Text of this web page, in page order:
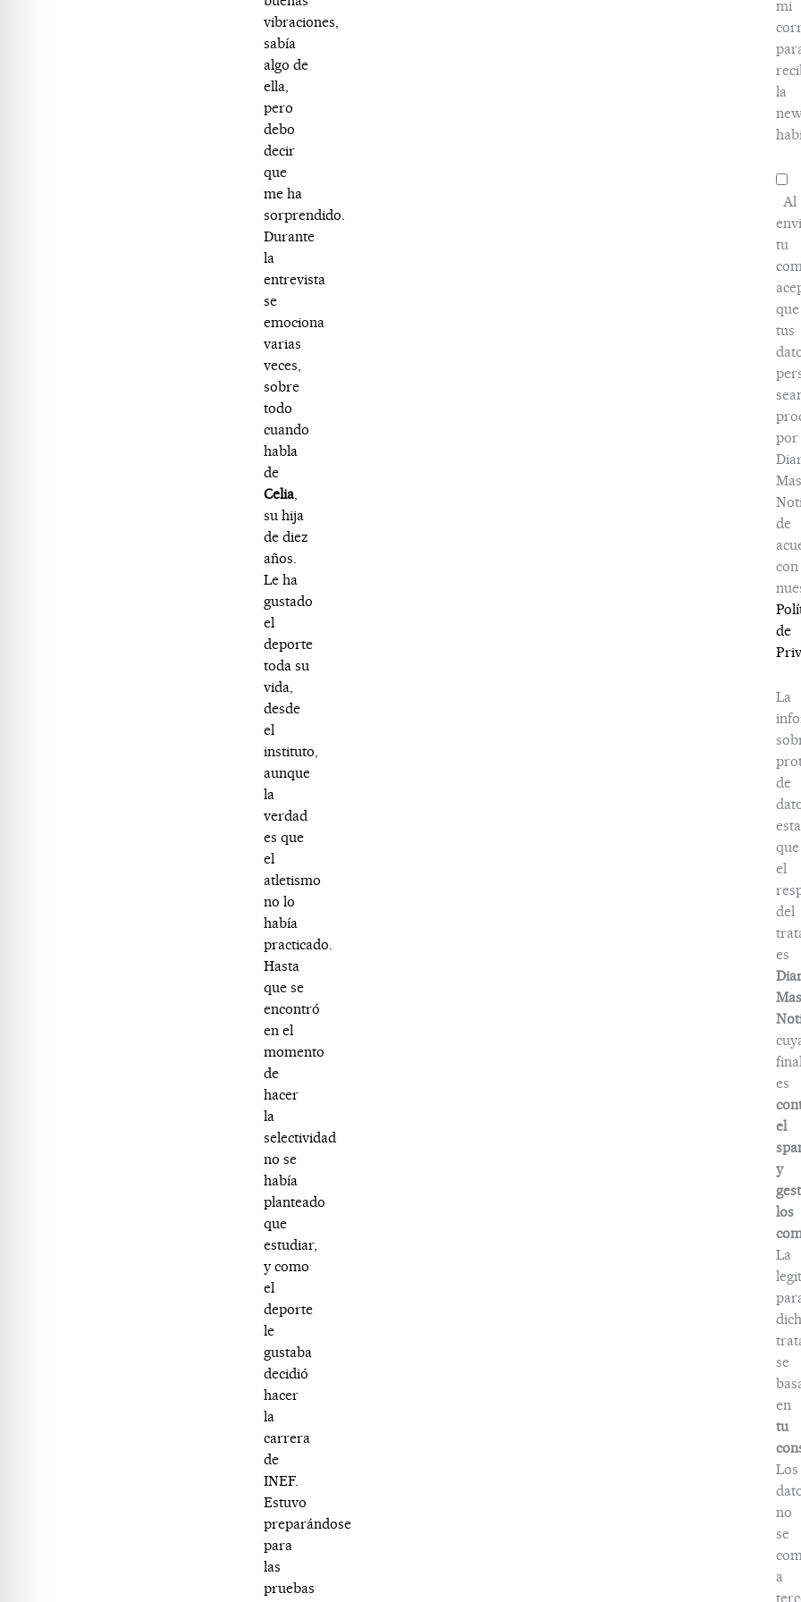
vibraciones,
sabía
algo de
ella,
pero
debo
decir
que
me ha
sorprendido.
Durante
la
entrevista
se
emociona
varias
veces,
sobre
todo
cuando
habla
de
Celia,
su hija
de diez
años.
Le ha
gustado
el
deporte
toda su
vida,
desde
el
instituto,
aunque
la
verdad
es que
el
atletismo
no lo
había
practicado.
Hasta
que se
encontró
en el
momento
de
hacer
la
selectividad
no se
había
planteado
que
estudiar,
y como
el
deporte
le
gustaba
decidió
hacer
la
carrera
de
INEF.
Estuvo
preparándose
para
las
pruebas
mi
la
Al
tu
que
tus
por
Mas
de
con
de
La
de
que
el
del
es
Mas
es
el
y
los
La
se
en
tu
Los
no
se
a